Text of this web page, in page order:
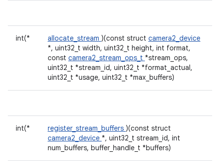
int(* allocate_stream )(const struct camera2_device
*, uint32_t width, uint32_t height, int format,
const camera2_stream_ops_t *stream_ops,
uint32_t *stream_id, uint32_t *format_actual,
uint32_t *usage, uint32_t *max_buffers)
int(* register_stream_buffers )(const struct
camera2_device *, uint32_t stream_id, int
num_buffers, buffer_handle_t *buffers)